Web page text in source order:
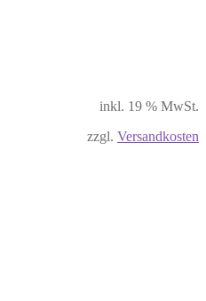
inkl. 19 % MwSt.
zzgl. Versandkosten